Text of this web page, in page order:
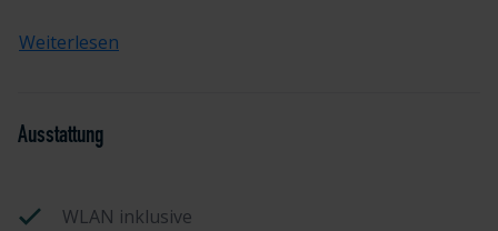
Weiterlesen
Ausstattung
WLAN inklusive